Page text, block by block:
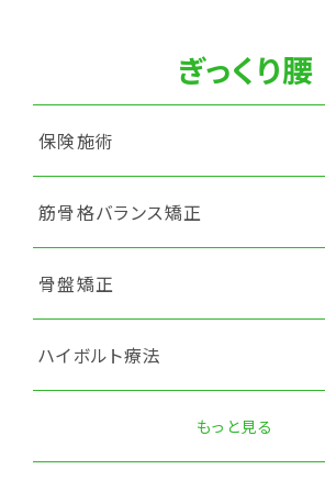
ぎっくり腰
保険施術
筋骨格バランス矯正
骨盤矯正
ハイボルト療法
もっと見る